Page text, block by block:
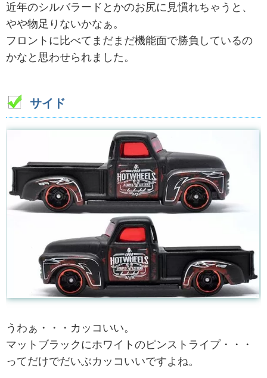
近年のシルバラードとかのお尻に見慣れちゃうと、
やや物足りないかなぁ。
フロントに比べてまだまだ機能面で勝負しているの
かなと思わせられました。
サイド
うわぁ・・・カッコいい。
マットブラックにホワイトのピンストライプ・・・
ってだけでだいぶカッコいいですよね。